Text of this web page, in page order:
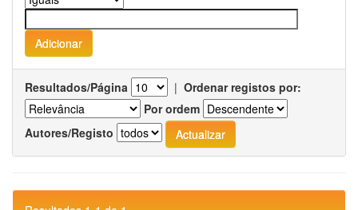
Resultados/Página | Ordenar registos por:
Por ordem
Autores/Registo